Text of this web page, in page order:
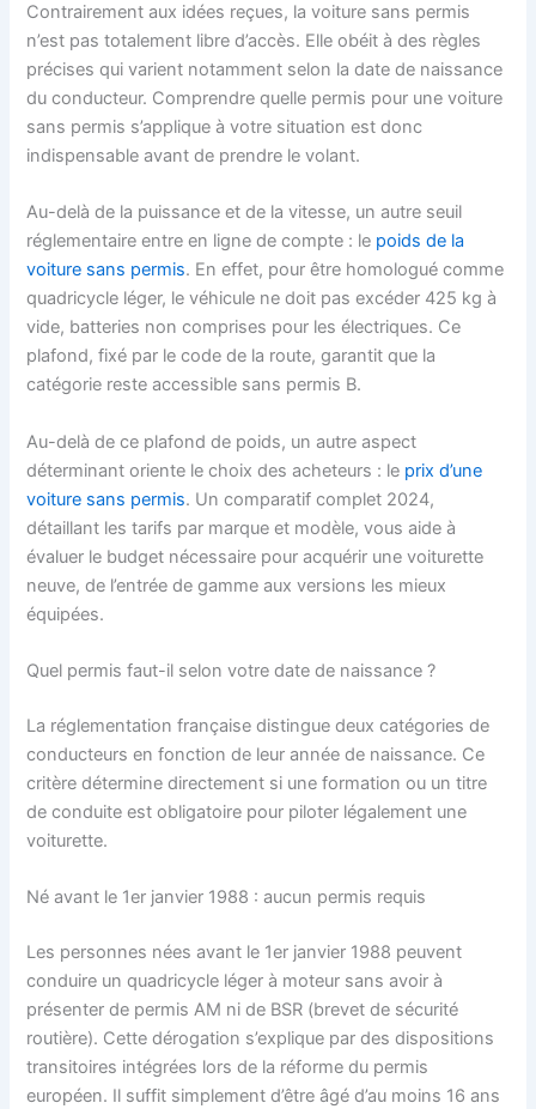
Contrairement aux idées reçues, la voiture sans permis
n’est pas totalement libre d’accès. Elle obéit à des règles
précises qui varient notamment selon la date de naissance
du conducteur. Comprendre quelle permis pour une voiture
sans permis s’applique à votre situation est donc
indispensable avant de prendre le volant.
Au-delà de la puissance et de la vitesse, un autre seuil
réglementaire entre en ligne de compte : le poids de la
voiture sans permis. En effet, pour être homologué comme
quadricycle léger, le véhicule ne doit pas excéder 425 kg à
vide, batteries non comprises pour les électriques. Ce
plafond, fixé par le code de la route, garantit que la
catégorie reste accessible sans permis B.
Au-delà de ce plafond de poids, un autre aspect
déterminant oriente le choix des acheteurs : le prix d’une
voiture sans permis. Un comparatif complet 2024,
détaillant les tarifs par marque et modèle, vous aide à
évaluer le budget nécessaire pour acquérir une voiturette
neuve, de l’entrée de gamme aux versions les mieux
équipées.
Quel permis faut-il selon votre date de naissance ?
La réglementation française distingue deux catégories de
conducteurs en fonction de leur année de naissance. Ce
critère détermine directement si une formation ou un titre
de conduite est obligatoire pour piloter légalement une
voiturette.
Né avant le 1er janvier 1988 : aucun permis requis
Les personnes nées avant le 1er janvier 1988 peuvent
conduire un quadricycle léger à moteur sans avoir à
présenter de permis AM ni de BSR (brevet de sécurité
routière). Cette dérogation s’explique par des dispositions
transitoires intégrées lors de la réforme du permis
européen. Il suffit simplement d’être âgé d’au moins 16 ans